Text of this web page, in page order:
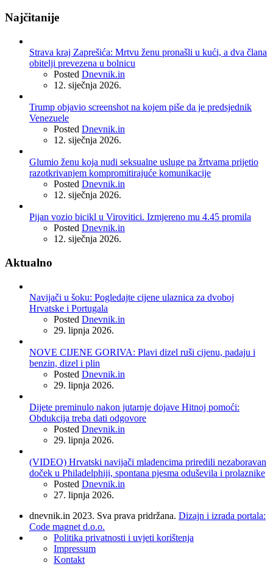
Najčitanije
Strava kraj Zaprešića: Mrtvu ženu pronašli u kući, a dva člana
obitelji prevezena u bolnicu
Posted Dnevnik.in
12. siječnja 2026.
Trump objavio screenshot na kojem piše da je predsjednik
Venezuele
Posted Dnevnik.in
12. siječnja 2026.
Glumio ženu koja nudi seksualne usluge pa žrtvama prijetio
razotkrivanjem kompromitirajuće komunikacije
Posted Dnevnik.in
12. siječnja 2026.
Pijan vozio bicikl u Virovitici. Izmjereno mu 4.45 promila
Posted Dnevnik.in
12. siječnja 2026.
Aktualno
Navijači u šoku: Pogledajte cijene ulaznica za dvoboj
Hrvatske i Portugala
Posted Dnevnik.in
29. lipnja 2026.
NOVE CIJENE GORIVA: Plavi dizel ruši cijenu, padaju i
benzin, dizel i plin
Posted Dnevnik.in
29. lipnja 2026.
Dijete preminulo nakon jutarnje dojave Hitnoj pomoći:
Obdukcija treba dati odgovore
Posted Dnevnik.in
29. lipnja 2026.
(VIDEO) Hrvatski navijači mladencima priredili nezaboravan
doček u Philadelphiji, spontana pjesma oduševila i prolaznike
Posted Dnevnik.in
27. lipnja 2026.
dnevnik.in 2023. Sva prava pridržana. Dizajn i izrada portala:
Code magnet d.o.o.
Politika privatnosti i uvjeti korištenja
Impressum
Kontakt